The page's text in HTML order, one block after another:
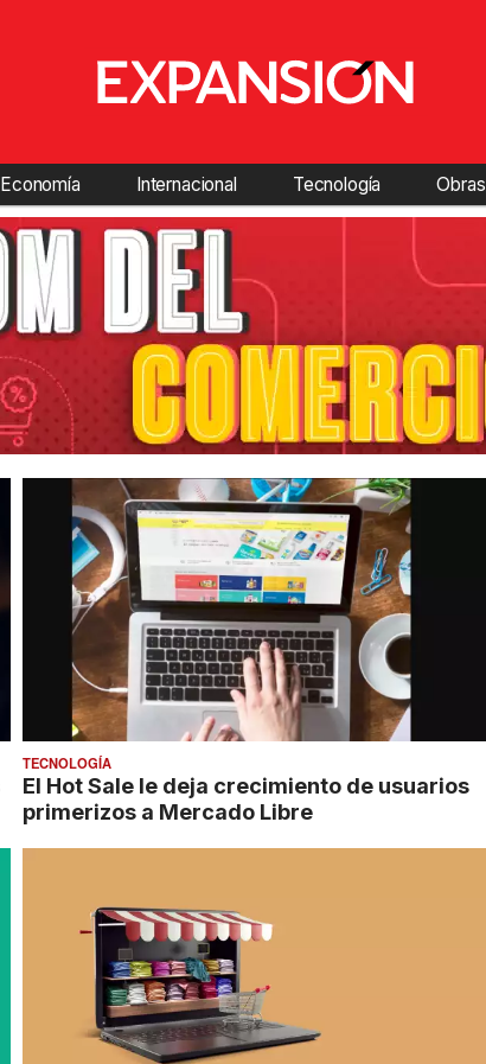
Economía Internacional Tecnología Obras
TECNOLOGÍA
El Hot Sale le deja crecimiento de usuarios
primerizos a Mercado Libre